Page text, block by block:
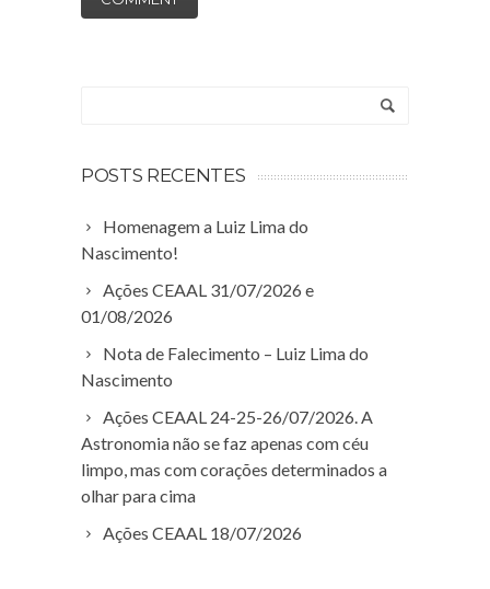
POSTS RECENTES
Homenagem a Luiz Lima do
Nascimento!
Ações CEAAL 31/07/2026 e
01/08/2026
Nota de Falecimento – Luiz Lima do
Nascimento
Ações CEAAL 24-25-26/07/2026. A
Astronomia não se faz apenas com céu
limpo, mas com corações determinados a
olhar para cima
Ações CEAAL 18/07/2026